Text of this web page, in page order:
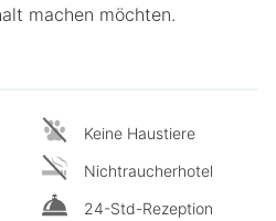
machen möchten.
Keine Haustiere
Nichtraucherhotel
24-Std-Rezeption